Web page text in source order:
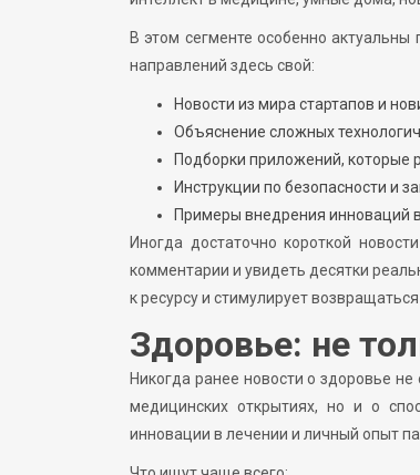
В этом сегменте особенно
направлений здесь свой:
Новости из мира стартапов и
Объяснение сложных
Подборки приложений, которые
Инструкции по безопасности и
Примеры внедрения инноваций
Иногда достаточно короткой
комментарии и увидеть десятки
к ресурсу и стимулирует
Здоровье: не
Никогда ранее новости о здоровье
медицинских открытиях, но и о
инновации в лечении и личный опыт